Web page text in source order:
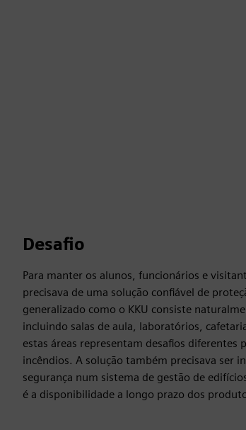
Desafio
Para manter os alunos, funcionários e
precisava de uma solução confiável de
generalizado como o KKU consiste
incluindo salas de aula, laboratórios,
estas áreas representam desafios diferentes
incêndios. A solução também precisava ser
segurança num sistema de gestão de
é a disponibilidade a longo prazo dos